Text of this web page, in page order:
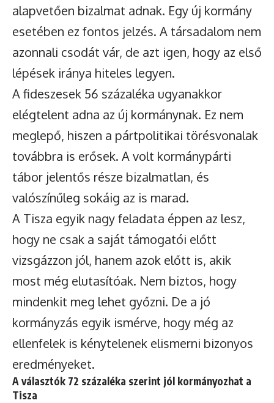
alapvetően bizalmat adnak. Egy új kormány
esetében ez fontos jelzés. A társadalom nem
azonnali csodát vár, de azt igen, hogy az első
lépések iránya hiteles legyen.
A fideszesek 56 százaléka ugyanakkor
elégtelent adna az új kormánynak. Ez nem
meglepő, hiszen a pártpolitikai törésvonalak
továbbra is erősek. A volt kormánypárti
tábor jelentős része bizalmatlan, és
valószínűleg sokáig az is marad.
A Tisza egyik nagy feladata éppen az lesz,
hogy ne csak a saját támogatói előtt
vizsgázzon jól, hanem azok előtt is, akik
most még elutasítóak. Nem biztos, hogy
mindenkit meg lehet győzni. De a jó
kormányzás egyik ismérve, hogy még az
ellenfelek is kénytelenek elismerni bizonyos
eredményeket.
A választók 72 százaléka szerint jól kormányozhat a
Tisza